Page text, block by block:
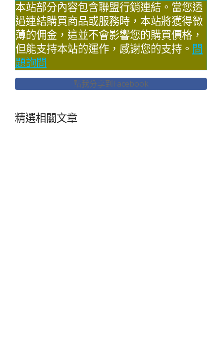
本站部分內容包含聯盟行銷連結。當您透
過連結購買商品或服務時，本站將獲得微
薄的佣金，這並不會影響您的購買價格，
但能支持本站的運作，感謝您的支持。 問
題詢問
點我分享到Facebook
精選相關文章